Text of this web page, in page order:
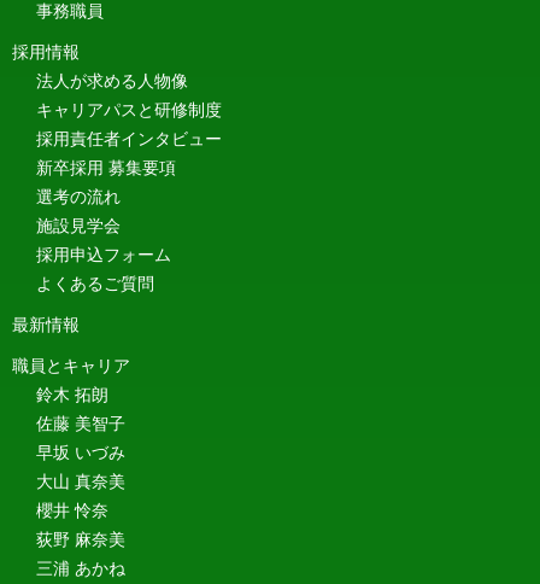
事務職員
採用情報
法人が求める人物像
キャリアパスと研修制度
採用責任者インタビュー
新卒採用 募集要項
選考の流れ
施設見学会
採用申込フォーム
よくあるご質問
最新情報
職員とキャリア
鈴木 拓朗
佐藤 美智子
早坂 いづみ
大山 真奈美
櫻井 怜奈
荻野 麻奈美
三浦 あかね